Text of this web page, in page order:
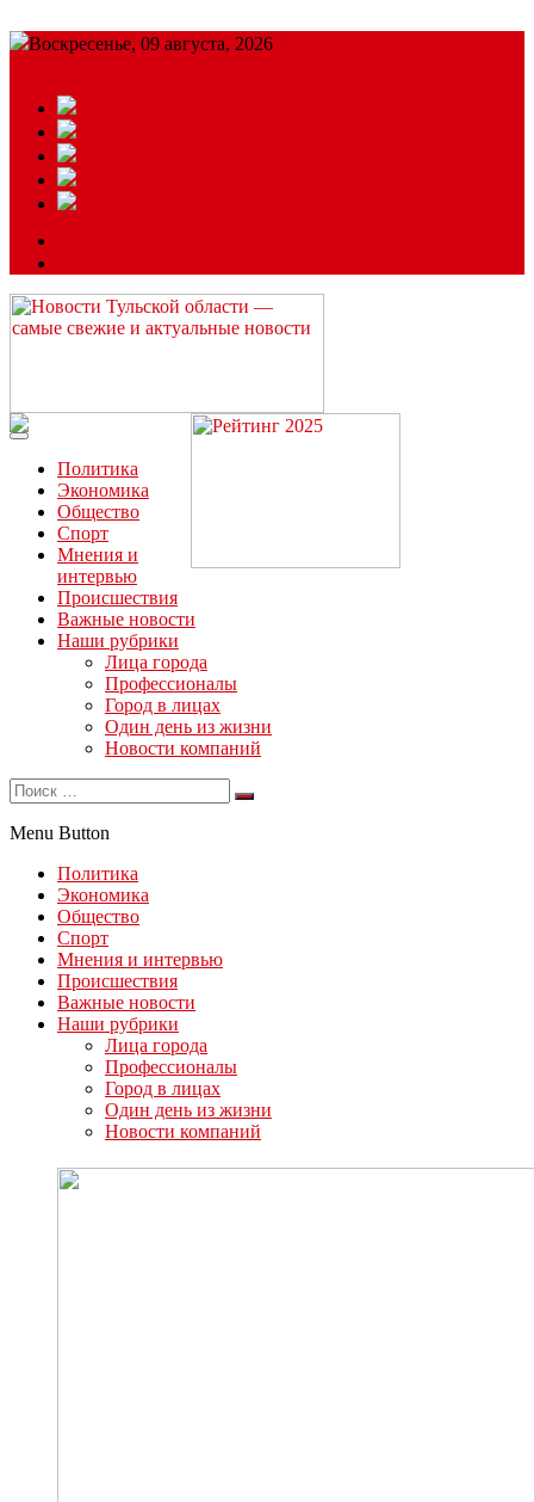
Воскресенье, 09 августа, 2026
Читайте последние новости дня в Тульской области на сайте
“ЗаНовомосковск”
Политика
Экономика
Общество
Спорт
Мнения и
интервью
Происшествия
Важные новости
Наши рубрики
Лица города
Профессионалы
Город в лицах
Один день из жизни
Новости компаний
Menu Button
Политика
Экономика
Общество
Спорт
Мнения и интервью
Происшествия
Важные новости
Наши рубрики
Лица города
Профессионалы
Город в лицах
Один день из жизни
Новости компаний